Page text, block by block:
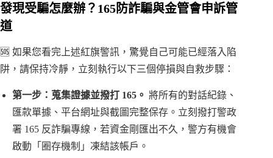
發現受騙怎麼辦？165防詐騙與金管會申訴管
道
🆘 如果您看完上述紅旗警訊，驚覺自己可能已經落入陷
阱，請保持冷靜，立刻執行以下三個停損與自救步驟：
第一步：蒐集證據並撥打 165。 將所有的對話紀錄、
匯款單據、平台網址與截圖完整保存。立刻撥打警政
署 165 反詐騙專線，若資金剛匯出不久，警方有機會
啟動「圈存機制」凍結該帳戶。